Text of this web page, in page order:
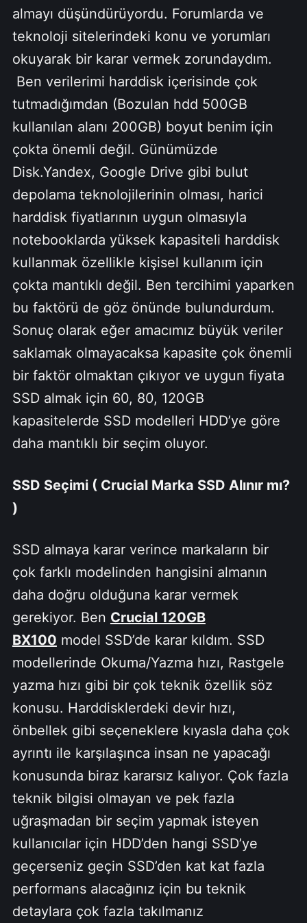
almayı düşündürüyordu. Forumlarda ve
teknoloji sitelerindeki konu ve yorumları
okuyarak bir karar vermek zorundaydım.
Ben verilerimi harddisk içerisinde çok
tutmadığımdan (Bozulan hdd 500GB
kullanılan alanı 200GB) boyut benim için
çokta önemli değil. Günümüzde
Disk.Yandex, Google Drive gibi bulut
depolama teknolojilerinin olması, harici
harddisk fiyatlarının uygun olmasıyla
notebooklarda yüksek kapasiteli harddisk
kullanmak özellikle kişisel kullanım için
çokta mantıklı değil. Ben tercihimi yaparken
bu faktörü de göz önünde bulundurdum.
Sonuç olarak eğer amacımız büyük veriler
saklamak olmayacaksa kapasite çok önemli
bir faktör olmaktan çıkıyor ve uygun fiyata
SSD almak için 60, 80, 120GB
kapasitelerde SSD modelleri HDD’ye göre
daha mantıklı bir seçim oluyor.
SSD Seçimi ( Crucial Marka SSD Alınır mı?
)
SSD almaya karar verince markaların bir
çok farklı modelinden hangisini almanın
daha doğru olduğuna karar vermek
gerekiyor. Ben Crucial 120GB
BX100 model SSD’de karar kıldım. SSD
modellerinde Okuma/Yazma hızı, Rastgele
yazma hızı gibi bir çok teknik özellik söz
konusu. Harddisklerdeki devir hızı,
önbellek gibi seçeneklere kıyasla daha çok
ayrıntı ile karşılaşınca insan ne yapacağı
konusunda biraz kararsız kalıyor. Çok fazla
teknik bilgisi olmayan ve pek fazla
uğraşmadan bir seçim yapmak isteyen
kullanıcılar için HDD’den hangi SSD’ye
geçerseniz geçin SSD’den kat kat fazla
performans alacağınız için bu teknik
detaylara çok fazla takılmanız